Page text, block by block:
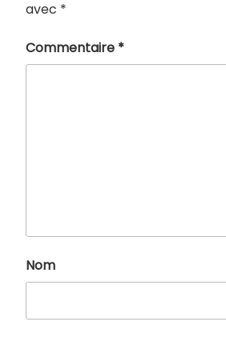
avec *
Commentaire *
Nom